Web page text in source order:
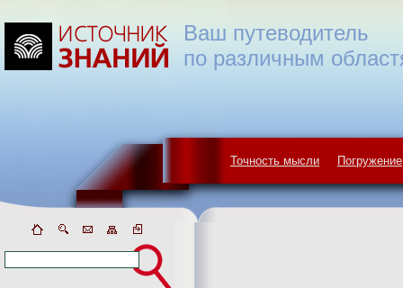
Точность мысли Погружение
Ваш путеводитель
по различным